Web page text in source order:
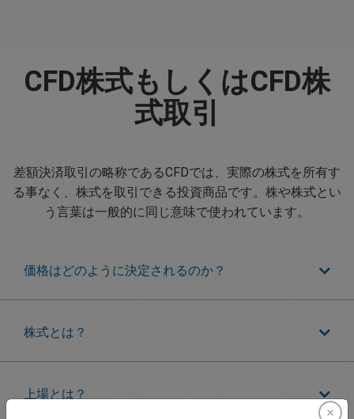
CFD株式もしくはCFD株
式取引
差額決済取引の略称であるCFDでは、実際の株式を所有す
る事なく、株式を取引できる投資商品です。株や株式とい
う言葉は一般的に同じ意味で使われています。
価格はどのように決定されるのか？
株式とは？
上場とは？